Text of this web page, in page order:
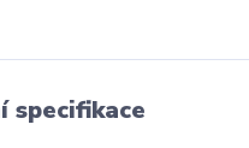
specifikace